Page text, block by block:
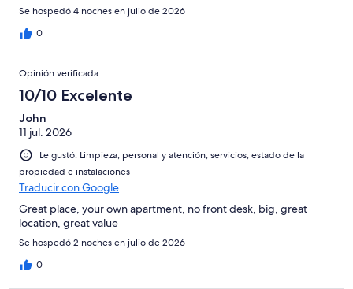
Se hospedó 4 noches en julio de 2026
0
Opinión verificada
10/10 Excelente
John
11 jul. 2026
Le gustó: Limpieza, personal y atención, servicios, estado de la
propiedad e instalaciones
Traducir con Google
Great place, your own apartment, no front desk, big, great
location, great value
Se hospedó 2 noches en julio de 2026
0